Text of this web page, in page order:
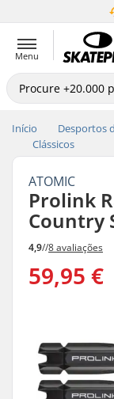
Menu
Início Desportos
Clássicos
ATOMIC
Prolink
Country
4,9//8 avaliações
59,95 €